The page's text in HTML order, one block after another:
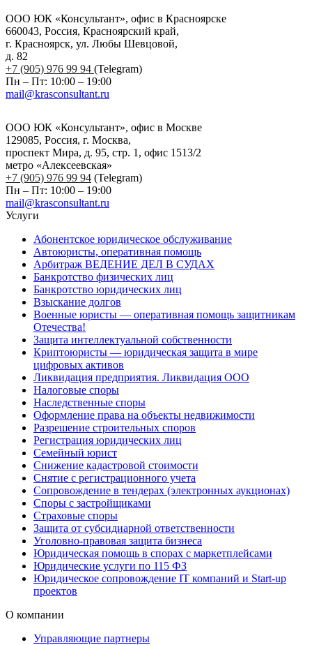
ООО ЮК «Консультант», офис в Красноярске
660043, Россия, Красноярский край,
г. Красноярск, ул. Любы Шевцовой,
д. 82
+7 (905) 976 99 94 (Telegram)
Пн – Пт: 10:00 – 19:00
mail@krasconsultant.ru
ООО ЮК «Консультант», офис в Москве
129085, Россия, г. Москва,
проспект Мира, д. 95, стр. 1, офис 1513/2
метро «Алексеевская»
+7 (905) 976 99 94 (Telegram)
Пн – Пт: 10:00 – 19:00
mail@krasconsultant.ru
Услуги
Абонентское юридическое обслуживание
Автоюристы, оперативная помощь
Арбитраж ВЕДЕНИЕ ДЕЛ В СУДАХ
Банкротство физических лиц
Банкротство юридических лиц
Взыскание долгов
Военные юристы — оперативная помощь защитникам
Отечества!
Защита интеллектуальной собственности
Криптоюристы — юридическая защита в мире
цифровых активов
Ликвидация предприятия. Ликвидация ООО
Налоговые споры
Наследственные споры
Оформление права на объекты недвижимости
Разрешение строительных споров
Регистрация юридических лиц
Семейный юрист
Снижение кадастровой стоимости
Снятие с регистрационного учета
Сопровождение в тендерах (электронных аукционах)
Споры с застройщиками
Страховые споры
Защита от субсидиарной ответственности
Уголовно-правовая защита бизнеса
Юридическая помощь в спорах с маркетплейсами
Юридические услуги по 115 ФЗ
Юридическое сопровождение IT компаний и Start-up
проектов
О компании
Управляющие партнеры